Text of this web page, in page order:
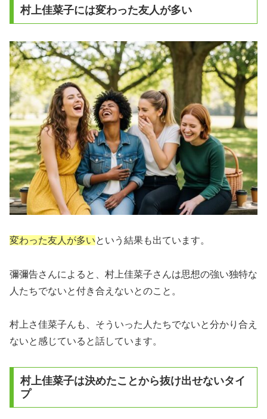
村上佳菜子には変わった友人が多い
変わった友人が多いという結果も出ています。
彌彌告さんによると、村上佳菜子さんは思想の強い独特な
人たちでないと付き合えないとのこと。
村上さ佳菜子んも、そういった人たちでないと分かり合え
ないと感じていると話しています。
村上佳菜子は決めたことから抜け出せないタイ
プ